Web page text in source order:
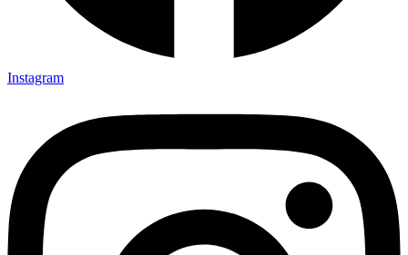
Instagram